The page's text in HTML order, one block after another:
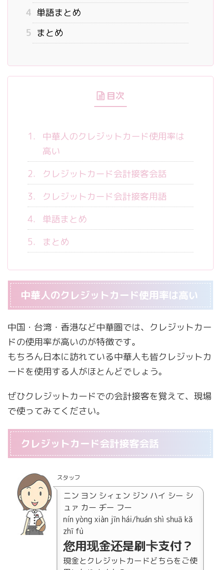
4 単語まとめ
5 まとめ
目次
中華人のクレジットカード使用率は
高い
クレジットカード会計接客会話
クレジットカード会計接客用語
単語まとめ
まとめ
中華人のクレジットカード使用率は高い
中国・台湾・香港など中華圏では、クレジットカー
ドの使用率が高いのが特徴です。
もちろん日本に訪れている中華人も皆クレジットカ
ードを使用する人がほとんどでしょう。
ぜひクレジットカードでの会計接客を覚えて、現場
で使ってみてください。
クレジットカード会計接客会話
スタッフ
ニン ヨン シィェン ジン ハイ シー シ
ュァ カー ヂー フー
nín yòng xiàn jīn hái/huán shì shuā kǎ
zhī fù
您用现金还是刷卡支付？
現金とクレジットカードどちらをご使